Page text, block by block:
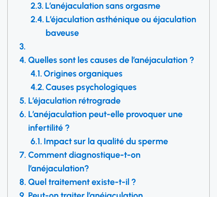
L’anéjaculation sans orgasme
L’éjaculation asthénique ou éjaculation
baveuse
Quelles sont les causes de l’anéjaculation ?
Origines organiques
Causes psychologiques
L’éjaculation rétrograde
L’anéjaculation peut-elle provoquer une
infertilité ?
Impact sur la qualité du sperme
Comment diagnostique-t-on
l’anéjaculation?
Quel traitement existe-t-il ?